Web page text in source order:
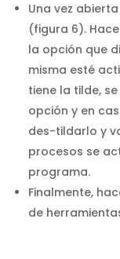
Una vez
(figura 6).
la opción que
misma esté
tiene la tilde,
opción y en
des-tildarlo y
procesos se
programa.
Finalmente,
de